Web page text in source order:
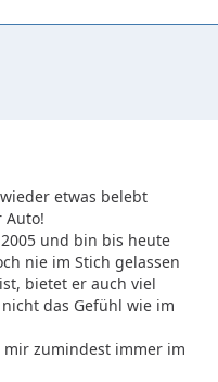
etwas belebt
Auto!
und bin bis heute
nie im Stich gelassen
bietet er auch viel
das Gefühl wie im
mir zumindest immer im